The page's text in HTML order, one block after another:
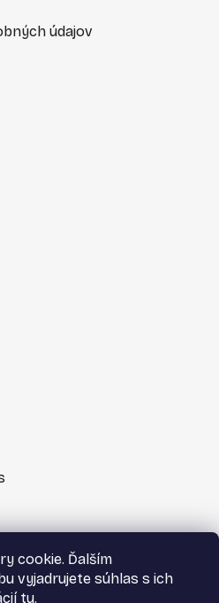
cookie. Ďalším
vyjadrujete súhlas s ich
tu.
údajov